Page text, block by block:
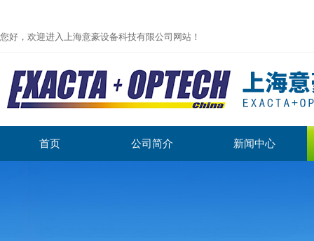
您好，欢迎进入上海意豪设备科技有限公司网站！
首页 公司简介 新闻中心